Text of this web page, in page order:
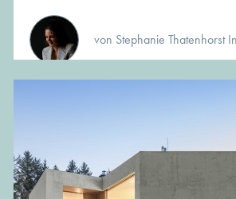
von Stephanie Thatenhorst